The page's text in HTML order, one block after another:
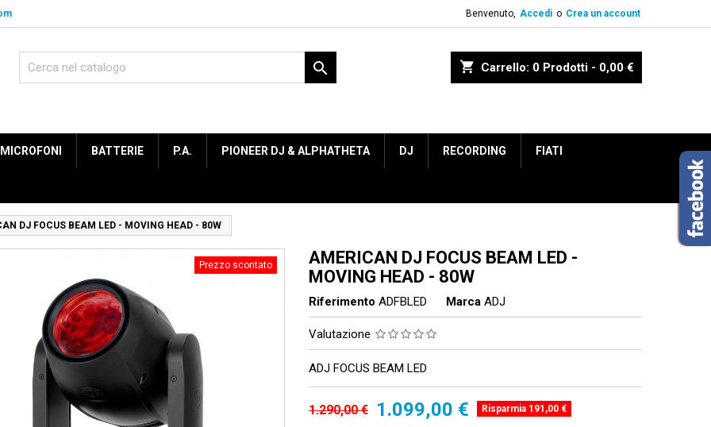
Benvenuto, Accedi o Crea un account
shopping_cart Carrello: 0 Prodotti - 0,00 €

MICROFONI BATTERIE P.A. PIONEER DJ & ALPHATHETA DJ RECORDING FIATI
DJ FOCUS BEAM LED - MOVING HEAD - 80W
Prezzo scontato
AMERICAN DJ FOCUS BEAM LED -
MOVING HEAD - 80W
Riferimento ADFBLED Marca ADJ
Valutazione
ADJ FOCUS BEAM LED
1.290,00 € 1.099,00 € Risparmia 191,00 €